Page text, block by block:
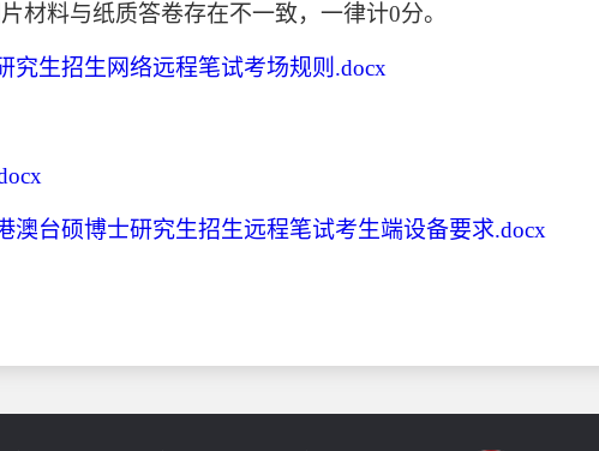
材料与纸质答卷存在不一致，一律计0分。
究生招生网络远程笔试考场规则.docx
澳台硕博士研究生招生远程笔试考生端设备要求.docx